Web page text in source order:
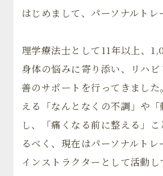
はじめまして、パーソナルトレ
理学療法士として11年以上、
身体の悩みに寄り添い、リハ
善のサポートを行ってきまし
える「なんとなくの不調」や
し、「痛くなる前に整える」
るべく、現在はパーソナルト
インストラクターとして活動し